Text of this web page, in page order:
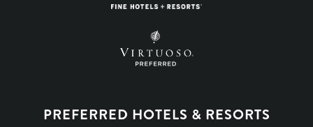
PREFERRED HOTELS & RESORTS